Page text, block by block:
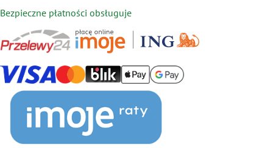
Bezpieczne płatności obsługuje